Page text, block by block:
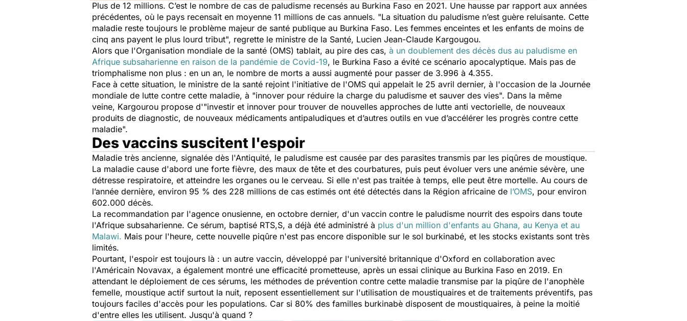
Plus de 12 millions. C’est le nombre de cas de paludisme recensés au Burkina Faso en 2021. Une hausse par rapport aux années
précédentes, où le pays recensait en moyenne 11 millions de cas annuels. "La situation du paludisme n’est guère reluisante. Cette
maladie reste toujours le problème majeur de santé publique au Burkina Faso. Les femmes enceintes et les enfants de moins de
cinq ans payent le plus lourd tribut", regrette le ministre de la Santé, Lucien Jean-Claude Kargougou.
Alors que l'Organisation mondiale de la santé (OMS) tablait, au pire des cas, à un doublement des décès dus au paludisme en
Afrique subsaharienne en raison de la pandémie de Covid-19, le Burkina Faso a évité ce scénario apocalyptique. Mais pas de
triomphalisme non plus : en un an, le nombre de morts a aussi augmenté pour passer de 3.996 à 4.355.
Face à cette situation, le ministre de la santé rejoint l'initiative de l'OMS qui appelait le 25 avril dernier, à l'occasion de la Journée
mondiale de lutte contre cette maladie, à "innover pour réduire la charge du paludisme et sauver des vies". Dans la même
veine, Kargourou propose d'"investir et innover pour trouver de nouvelles approches de lutte anti vectorielle, de nouveaux
produits de diagnostic, de nouveaux médicaments antipaludiques et d’autres outils en vue d’accélérer les progrès contre cette
maladie".
Des vaccins suscitent l'espoir
Maladie très ancienne, signalée dès l'Antiquité, le paludisme est causée par des parasites transmis par les piqûres de moustique.
La maladie cause d'abord une forte fièvre, des maux de tête et des courbatures, puis peut évoluer vers une anémie sévère, une
détresse respiratoire, et atteindre les organes ou le cerveau. Si elle n'est pas traitée à temps, elle peut être mortelle. Au cours de
l’année dernière, environ 95 % des 228 millions de cas estimés ont été détectés dans la Région africaine de l’OMS, pour environ
602.000 décès.
La recommandation par l'agence onusienne, en octobre dernier, d'un vaccin contre le paludisme nourrit des espoirs dans toute
l'Afrique subsaharienne. Ce sérum, baptisé RTS,S, a déjà été administré à plus d'un million d'enfants au Ghana, au Kenya et au
Malawi. Mais pour l'heure, cette nouvelle piqûre n'est pas encore disponible sur le sol burkinabé, et les stocks existants sont très
limités.
Pourtant, l'espoir est toujours là : un autre vaccin, développé par l'université britannique d'Oxford en collaboration avec
l'Américain Novavax, a également montré une efficacité prometteuse, après un essai clinique au Burkina Faso en 2019. En
attendant le déploiement de ces sérums, les méthodes de prévention contre cette maladie transmise par la piqûre de l'anophèle
femelle, moustique actif surtout la nuit, reposent essentiellement sur l'utilisation de moustiquaires et de traitements préventifs, pas
toujours faciles d'accès pour les populations. Car si 80% des familles burkinabè disposent de moustiquaires, à peine la moitié
d'entre elles les utilisent. Jusqu'à quand ?